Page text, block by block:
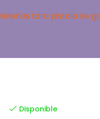
tara pistola de
Disponible